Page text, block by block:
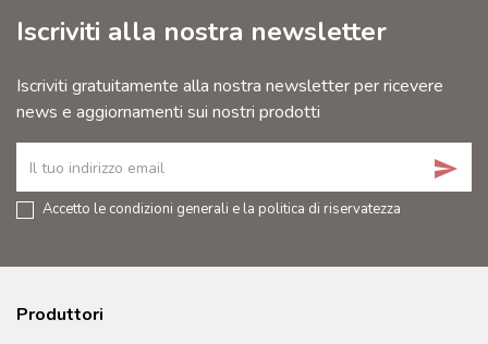
Iscriviti alla nostra newsletter
Iscriviti gratuitamente alla nostra newsletter per ricevere
news e aggiornamenti sui nostri prodotti
send
Accetto le condizioni generali e la politica di riservatezza
Produttori